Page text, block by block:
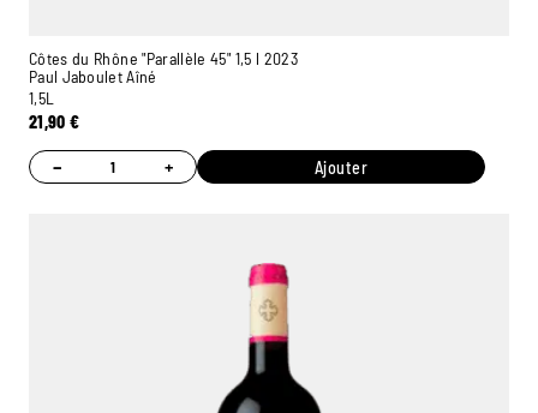
Côtes du Rhône "Parallèle 45" 1,5 l 2023
Paul Jaboulet Aîné
1,5L
21,90€
− + Ajouter